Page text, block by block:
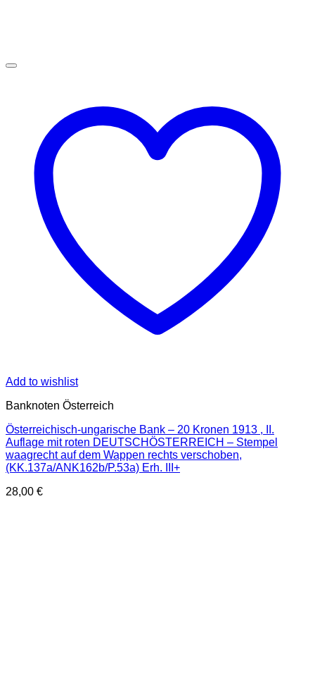
Add to wishlist
Banknoten Österreich
Österreichisch-ungarische Bank – 20 Kronen 1913 , II.
Auflage mit roten DEUTSCHÖSTERREICH – Stempel
waagrecht auf dem Wappen rechts verschoben,
(KK.137a/ANK162b/P.53a) Erh. III+
28,00 €